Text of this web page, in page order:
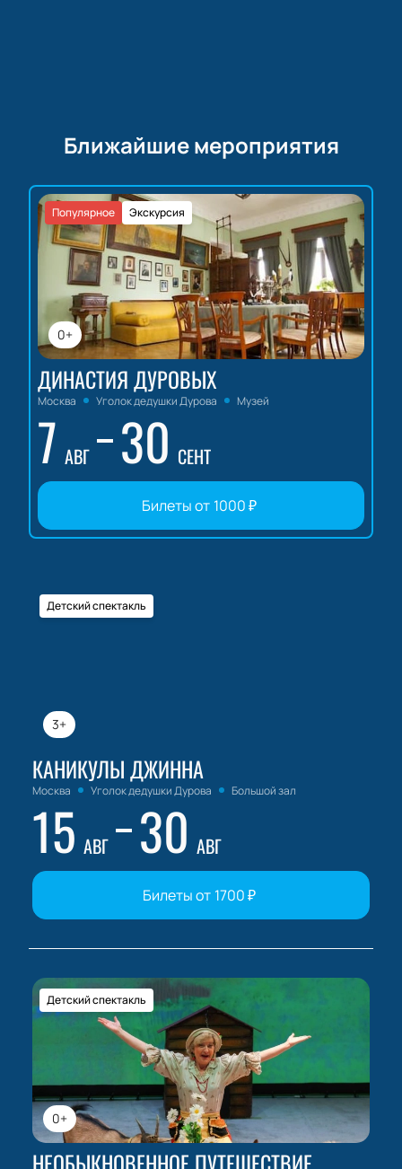
Ближайшие мероприятия
0+
Экскурсия
Популярное
ДИНАСТИЯ ДУРОВЫХ
Москва Уголок дедушки Дурова Музей
7 АВГ 30 СЕНТ
Билеты от 1000₽
3+
Детский спектакль
КАНИКУЛЫ ДЖИННА
Москва Уголок дедушки Дурова Большой зал
15 АВГ 30 АВГ
Билеты от 1700₽
0+
Детский спектакль